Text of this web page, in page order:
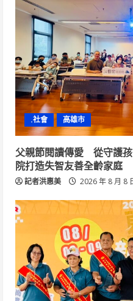
.社會 高雄市
父親節閱讀傳愛 從守護
院打造失智友善全齡家庭
記者洪惠美 2026 年 8 月 8